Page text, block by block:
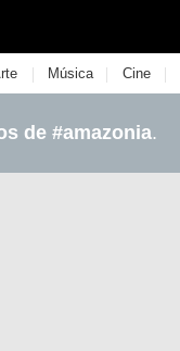
| Música | Cine |
de #amazonia.